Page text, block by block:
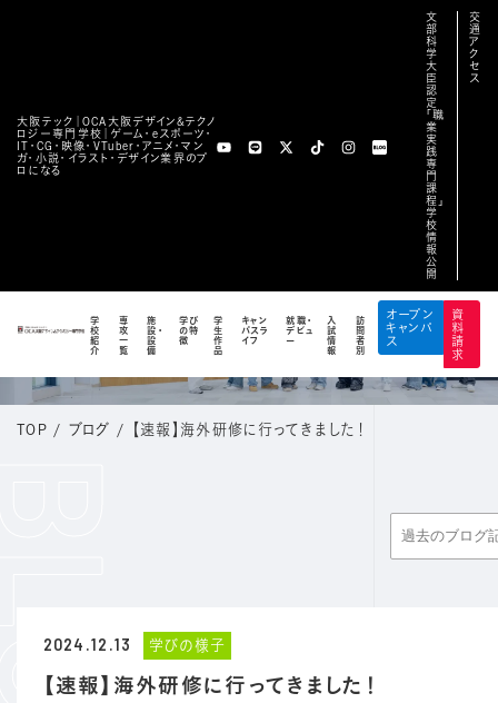
大阪テック｜OCA⼤阪デザイン&テクノ
ロジー専⾨学校｜ゲーム・eスポーツ・
IT・CG・映像・VTuber・アニメ・マン
ガ・小説・イラスト・デザイン業界のプ
ロになる
文
部
科
学
大
臣
認
定
「職
業
実
践
専
門
課
程」
学
校
情
報
公
開
交
通
ア
ク
セ
ス
学
校
紹
介
専
攻
一
覧
施
設・
設
備
学び
の特
徴
学
生
作
品
キャン
パスラ
イフ
就職・
デビュ
ー
入
試
情
報
訪
問
者
別
オープン
キャンパ
ス
資
料
請
求
BLOG
公式ブログ
TOP / ブログ / 【速報】海外研修に行ってきました！
2024.12.13 学びの様子
【速報】海外研修に行ってきました！